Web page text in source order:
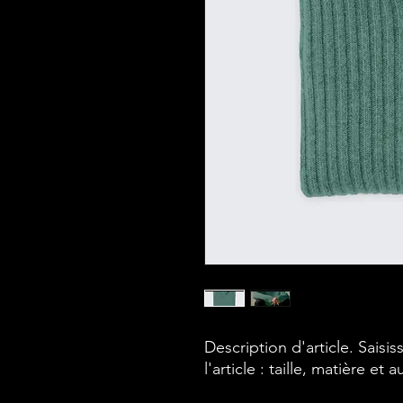
Description d'article.
l'article : taille, matière et